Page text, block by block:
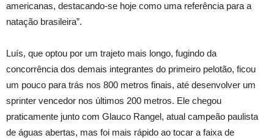
americanas, destacando-se hoje como uma referência para a
natação brasileira”.
Luís, que optou por um trajeto mais longo, fugindo da
concorrência dos demais integrantes do primeiro pelotão, ficou
um pouco para trás nos 800 metros finais, até desenvolver um
sprinter vencedor nos últimos 200 metros. Ele chegou
praticamente junto com Glauco Rangel, atual campeão paulista
de águas abertas, mas foi mais rápido ao tocar a faixa de